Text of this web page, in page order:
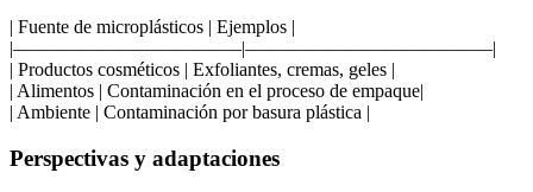
| Fuente de microplásticos | Ejemplos |
|————————————|—————————————|
| Productos cosméticos | Exfoliantes, cremas, geles |
| Alimentos | Contaminación en el proceso de empaque|
| Ambiente | Contaminación por basura plástica |
Perspectivas y adaptaciones